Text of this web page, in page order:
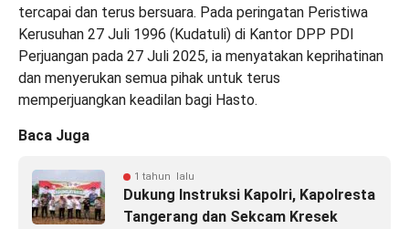
tercapai dan terus bersuara. Pada peringatan Peristiwa
Kerusuhan 27 Juli 1996 (Kudatuli) di Kantor DPP PDI
Perjuangan pada 27 Juli 2025, ia menyatakan keprihatinan
dan menyerukan semua pihak untuk terus
memperjuangkan keadilan bagi Hasto.
Baca Juga
1 tahun lalu
Dukung Instruksi Kapolri, Kapolresta
Tangerang dan Sekcam Kresek